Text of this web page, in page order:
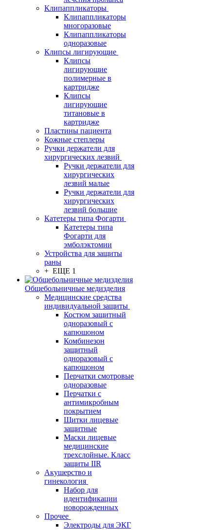
Клипаппликаторы
Клипаппликаторы
многоразовые
Клипаппликаторы
одноразовые
Клипсы лигирующие
Клипсы
лигирующие
полимерные в
картридже
Клипсы
лигирующие
титановые в
картридже
Пластины пациента
Кожные степлеры
Ручки держатели для
хирургических лезвий
Ручки держатели для
хирургических
лезвий малые
Ручки держатели для
хирургических
лезвий большие
Катетеры типа Фогарти
Катетеры типа
Фогарти для
эмболэктомии
Устройства для защиты
раны
+ ЕЩЕ 1
Общебольничные медизделия
Медицинские средства
индивидуальной защиты
Костюм защитный
одноразовый с
капюшоном
Комбинезон
защитный
одноразовый с
капюшоном
Перчатки смотровые
одноразовые
Перчатки с
антимикробным
покрытием
Щитки лицевые
защитные
Маски лицевые
медицинские
трехслойные. Класс
защиты IIR
Акушерство и
гинекология
Набор для
идентификации
новорожденных
Прочее
Электроды для ЭКГ